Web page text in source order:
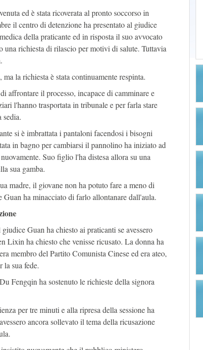
ed è stata ricoverata al pronto soccorso in
il centro di detenzione ha presentato al giudice
della praticante ed in risposta il suo avvocato
una richiesta di rilascio per motivi di salute. Tuttavia
la richiesta è stata continuamente respinta.
affrontare il processo, incapace di camminare e
l'hanno trasportata in tribunale e per farla stare
sedia.
si è imbrattata i pantaloni facendosi i bisogni
in bagno per cambiarsi il pannolino ha iniziato ad
Suo figlio l'ha distesa allora su una
sua gamba.
madre, il giovane non ha potuto fare a meno di
Guan ha minacciato di farlo allontanare dall'aula.
Guan ha chiesto ai praticanti se avessero
Lixin ha chiesto che venisse ricusato. La donna ha
membro del Partito Comunista Cinese ed era ateo,
la sua fede.
Fengqin ha sostenuto le richieste della signora
per tre minuti e alla ripresa della sessione ha
ancora sollevato il tema della ricusazione